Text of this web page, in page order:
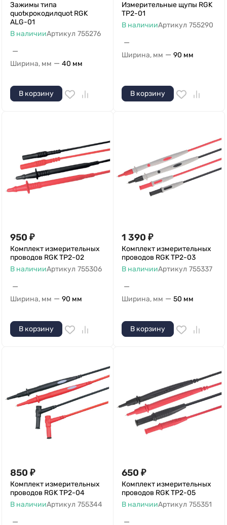
Зажимы типа
quotкрокодилquot RGK
ALG-01
В наличииАртикул 755276
—
Ширина, мм — 40 мм
В корзину
Измерительные щупы RGK
TP2-01
В наличииАртикул 755290
—
Ширина, мм — 90 мм
В корзину
950 ₽
Комплект измерительных
проводов RGK TP2-02
В наличииАртикул 755306
—
Ширина, мм — 90 мм
В корзину
1 390 ₽
Комплект измерительных
проводов RGK TP2-03
В наличииАртикул 755337
—
Ширина, мм — 50 мм
В корзину
850 ₽
Комплект измерительных
проводов RGK TP2-04
В наличииАртикул 755344
—
650 ₽
Комплект измерительных
проводов RGK TP2-05
В наличииАртикул 755351
—